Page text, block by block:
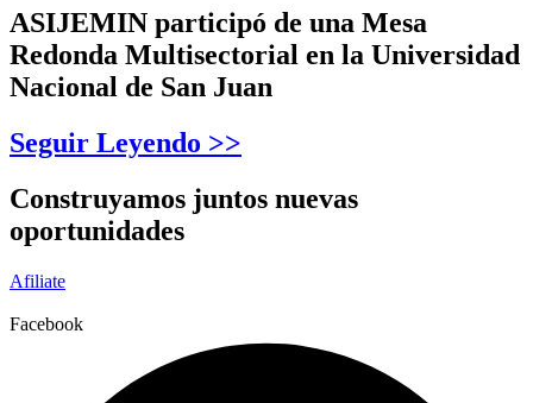
ASIJEMIN participó de una Mesa
Redonda Multisectorial en la Universidad
Nacional de San Juan
Seguir Leyendo >>
Construyamos juntos nuevas
oportunidades
Afiliate
Facebook